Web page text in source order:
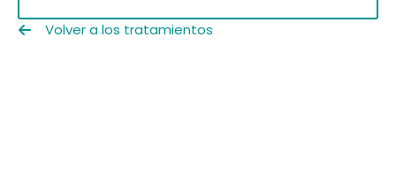
Volver a los tratamientos